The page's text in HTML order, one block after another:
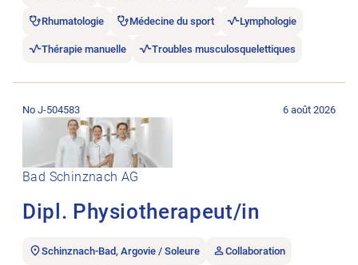
Rhumatologie Médecine du sport Lymphologie
Thérapie manuelle Troubles musculosquelettiques
Bad Schinznach AG
Dipl. Physiotherapeut/in
No J-504583 6 août 2026
Schinznach-Bad, Argovie / Soleure Collaboration